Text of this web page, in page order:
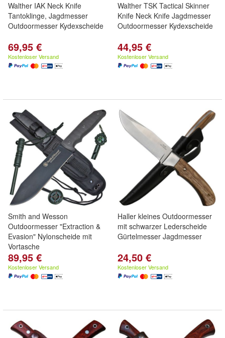
Walther IAK Neck Knife
Tantoklinge, Jagdmesser
Outdoormesser Kydexscheide
69,95 €
Kostenloser Versand
Walther TSK Tactical Skinner
Knife Neck Knife Jagdmesser
Outdoormesser Kydexscheide
44,95 €
Kostenloser Versand
Smith and Wesson
Outdoormesser "Extraction &
Evasion" Nylonscheide mit
Vortasche
89,95 €
Kostenloser Versand
Haller kleines Outdoormesser
mit schwarzer Lederscheide
Gürtelmesser Jagdmesser
24,50 €
Kostenloser Versand